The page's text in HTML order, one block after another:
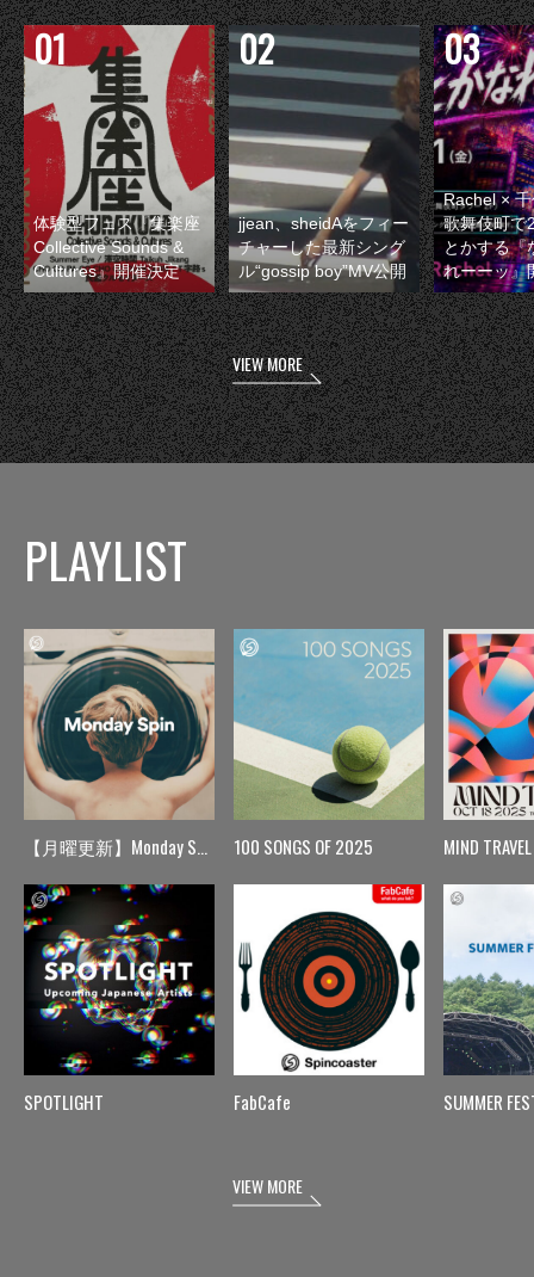
体験型フェス『集楽座
Collective Sounds &
Cultures』開催決定
jjean、sheidAをフィー
チャーした最新シング
ル“gossip boy”MV公開
Rachel ×
歌舞伎町で
とかする『
れーーッ』
VIEW MORE
PLAYLIST
【月曜更新】Monday Spin
SPOTLIGHT
100 SONGS OF 2025
FabCafe
MIND TRAVEL
SUMMER
VIEW MORE